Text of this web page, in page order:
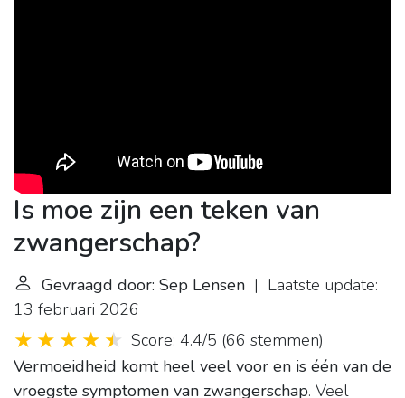
Is moe zijn een teken van
zwangerschap?
Gevraagd door: Sep Lensen | Laatste update:
13 februari 2026
Score: 4.4/5 (66 stemmen)
Vermoeidheid komt heel veel voor en is één van de
vroegste symptomen van zwangerschap. Veel